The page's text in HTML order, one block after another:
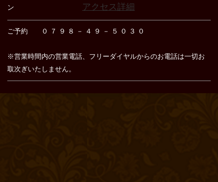
ン アクセス詳細
ご予約 ０ ７ ９ ８ － ４ ９ － ５ ０ ３ ０
※営業時間内の営業電話、フリーダイヤルからのお電話は一切お
取次ぎいたしません。